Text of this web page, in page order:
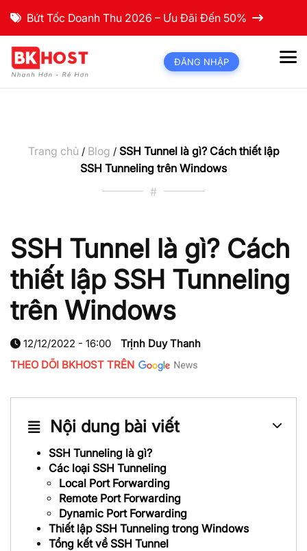
Bứt Tốc Doanh Thu 2026 – Ưu Đãi Đến 50%
ĐĂNG NHẬP
Trang chủ / Blog / SSH Tunnel là gì? Cách thiết lập
SSH Tunneling trên Windows
#
SSH Tunnel là gì? Cách
thiết lập SSH Tunneling
trên Windows
12/12/2022 - 16:00
Trịnh Duy Thanh
THEO DÕI BKHOST TRÊN
Nội dung bài viết
SSH Tunneling là gì?
Các loại SSH Tunneling
Local Port Forwarding
Remote Port Forwarding
Dynamic Port Forwarding
Thiết lập SSH Tunneling trong Windows
Tổng kết về SSH Tunnel